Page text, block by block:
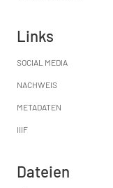
Links
SOCIAL MEDIA
NACHWEIS
METADATEN
IIIF
Dateien